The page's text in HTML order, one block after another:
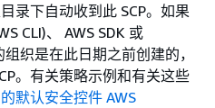
录下自动收到此 SCP。如果
CLI)、 AWS SDK 或
织是在此日期之前创建的，
。有关策略示例和有关这些
默认安全控件 AWS